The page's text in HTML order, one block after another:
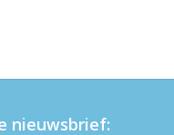
nieuwsbrief: